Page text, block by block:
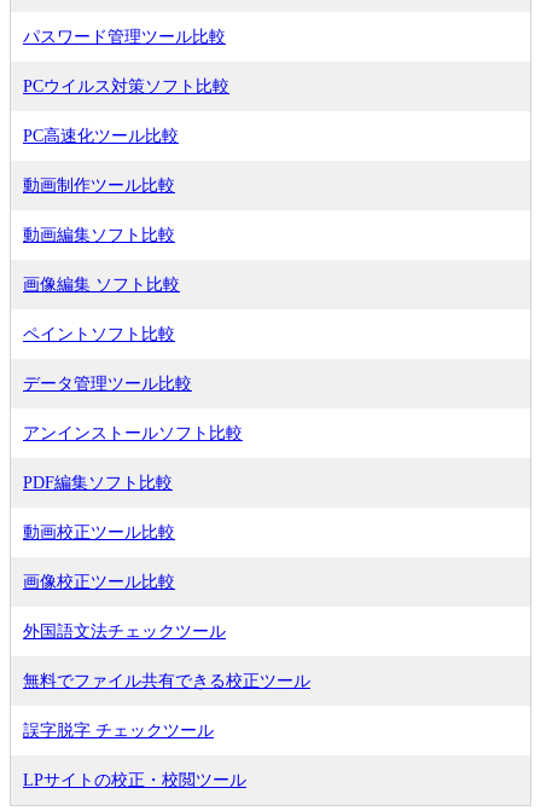
パスワード管理ツール比較
PCウイルス対策ソフト比較
PC高速化ツール比較
動画制作ツール比較
動画編集ソフト比較
画像編集 ソフト比較
ペイントソフト比較
データ管理ツール比較
アンインストールソフト比較
PDF編集ソフト比較
動画校正ツール比較
画像校正ツール比較
外国語文法チェックツール
無料でファイル共有できる校正ツール
誤字脱字 チェックツール
LPサイトの校正・校閲ツール